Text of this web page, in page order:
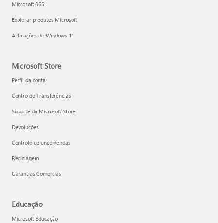
Microsoft 365
Explorar produtos Microsoft
Aplicações do Windows 11
Microsoft Store
Perfil da conta
Centro de Transferências
Suporte da Microsoft Store
Devoluções
Controlo de encomendas
Reciclagem
Garantias Comercias
Educação
Microsoft Educação